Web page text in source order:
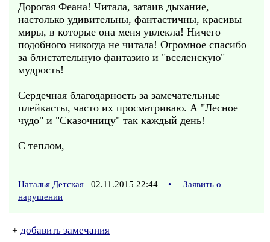
Дорогая Феана! Читала, затаив дыхание,
настолько удивительны, фантастичны, красивы
миры, в которые она меня увлекла! Ничего
подобного никогда не читала! Огромное спасибо
за блистательную фантазию и "вселенскую"
мудрость!
Сердечная благодарность за замечательные
плейкасты, часто их просматриваю. А "Лесное
чудо" и "Сказочницу" так каждый день!
С теплом,
Наталья Детская 02.11.2015 22:44 •
Заявить о
нарушении
+ добавить замечания